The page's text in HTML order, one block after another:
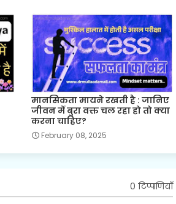
मानसिकता मायने रखती है : जानिए
जीवन में बुरा वक्त चल रहा हो तो क्या
करना चाहिए?
February 08, 2025
0 टिप्पणियाँ